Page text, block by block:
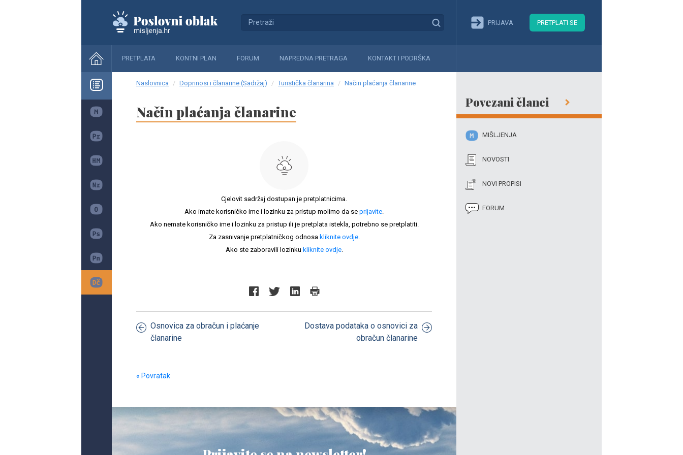
PRIJAVA PRETPLATI SE
PRETPLATA KONTNI PLAN FORUM NAPREDNA PRETRAGA KONTAKT I PODRŠKA
Povezani članci
MIŠLJENJA
NOVOSTI
NOVI PROPISI
FORUM
Naslovnica Doprinosi i članarine (Sadržaj) Turistička članarina Način plaćanja članarine
Način plaćanja članarine
Cjelovit sadržaj dostupan je pretplatnicima.
Ako imate korisničko ime i lozinku za pristup molimo da se prijavite.
Ako nemate korisničko ime i lozinku za pristup ili je pretplata istekla, potrebno se pretplatiti.
Za zasnivanje pretplatničkog odnosa kliknite ovdje.
Ako ste zaboravili lozinku kliknite ovdje.
Osnovica za obračun i plaćanje
članarine
Dostava podataka o osnovici za
obračun članarine
« Povratak